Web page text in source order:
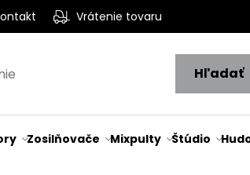
Vrátenie tovaru
Hľadať
Zosilňovače Mixpulty Štúdio